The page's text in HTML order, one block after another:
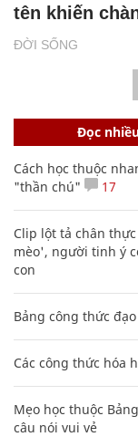
ĐỜI SỐNG
tên khiến
Đọc
Cách học thuộc
"thần chú"
17
Clip lột tả chân
mèo', người tinh ý
con
Bảng công thức
Các công thức hóa
Mẹo học thuộc
câu nói vui vẻ